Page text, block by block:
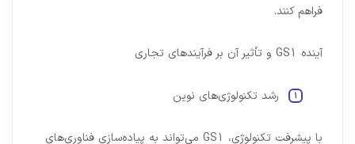
فراهم کنند.
آینده GS1 و تأثیر آن بر فرآیندهای تجاری
رشد تکنولوژی‌های نوین
با پیشرفت تکنولوژی، GS1 می‌تواند به پیاده‌سازی فناوری‌های